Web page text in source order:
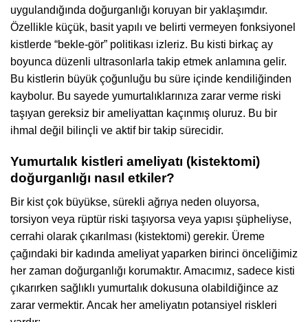
uygulandığında doğurganlığı koruyan bir yaklaşımdır.
Özellikle küçük, basit yapılı ve belirti vermeyen fonksiyonel
kistlerde “bekle-gör” politikası izleriz. Bu kisti birkaç ay
boyunca düzenli ultrasonlarla takip etmek anlamına gelir.
Bu kistlerin büyük çoğunluğu bu süre içinde kendiliğinden
kaybolur. Bu sayede yumurtalıklarınıza zarar verme riski
taşıyan gereksiz bir ameliyattan kaçınmış oluruz. Bu bir
ihmal değil bilinçli ve aktif bir takip sürecidir.
Yumurtalık kistleri ameliyatı (kistektomi)
doğurganlığı nasıl etkiler?
Bir kist çok büyükse, sürekli ağrıya neden oluyorsa,
torsiyon veya rüptür riski taşıyorsa veya yapısı şüpheliyse,
cerrahi olarak çıkarılması (kistektomi) gerekir. Üreme
çağındaki bir kadında ameliyat yaparken birinci önceliğimiz
her zaman doğurganlığı korumaktır. Amacımız, sadece kisti
çıkarırken sağlıklı yumurtalık dokusuna olabildiğince az
zarar vermektir. Ancak her ameliyatın potansiyel riskleri